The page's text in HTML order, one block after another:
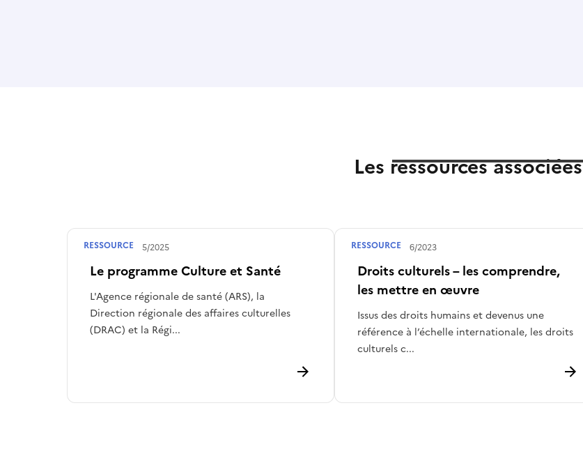
Les ressources associées
Le programme Culture et Santé
L'Agence régionale de santé (ARS), la
Direction régionale des affaires culturelles
(DRAC) et la Régi...
Publié le16/05/2025
RESSOURCE
Droits culturels – les comprendre,
les mettre en œuvre
Issus des droits humains et devenus une
référence à l’échelle internationale, les droits
culturels c...
Publié le07/06/2023
RESSOURCE